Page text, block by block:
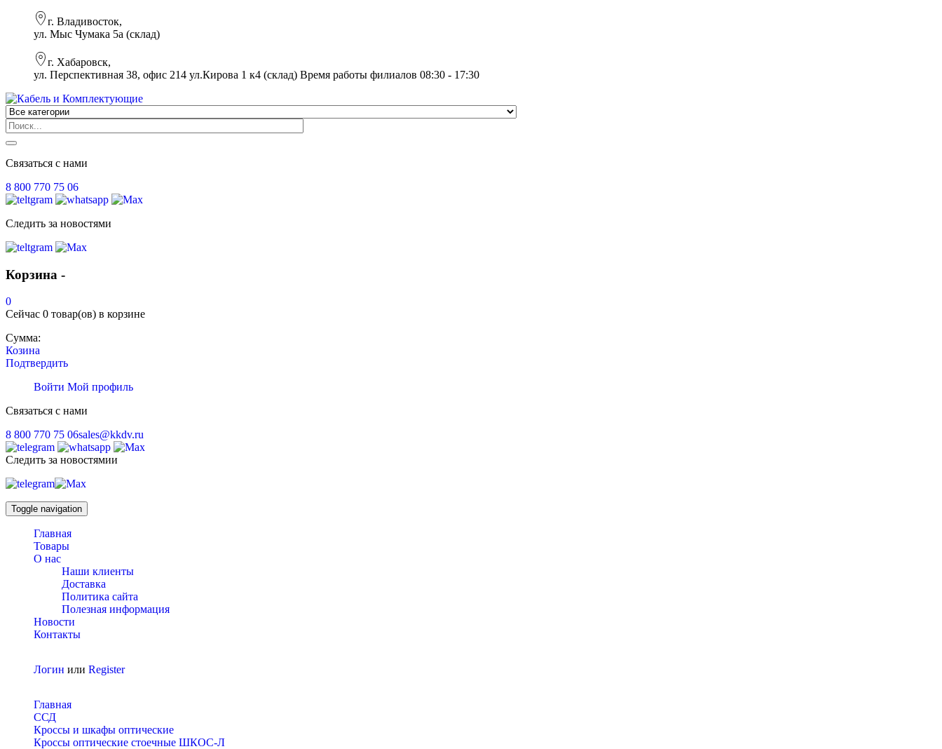
г. Владивосток,
ул. Мыс Чумака 5а (склад)
г. Хабаровск,
ул. Перспективная 38, офис 214 ул.Кирова 1 к4 (склад) Время работы филиалов 08:30 - 17:30
Связаться с нами
8 800 770 75 06
Следить за новостями
Корзина -
0
Сейчас 0 товар(ов) в корзине
Сумма:
Козина
Подтвердить
Войти Мой профиль
Связаться с нами
8 800 770 75 06sales@kkdv.ru
Следить за новостямии
Toggle navigation
Главная
Товары
О нас
Наши клиенты
Доставка
Политика сайта
Полезная информация
Новости
Контакты
Логин или Register
Главная
ССД
Кроссы и шкафы оптические
Кроссы оптические стоечные ШКОС-Л